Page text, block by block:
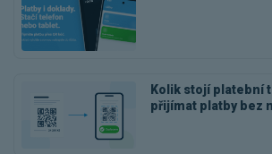
Kolik stojí platební
přijímat platby bez